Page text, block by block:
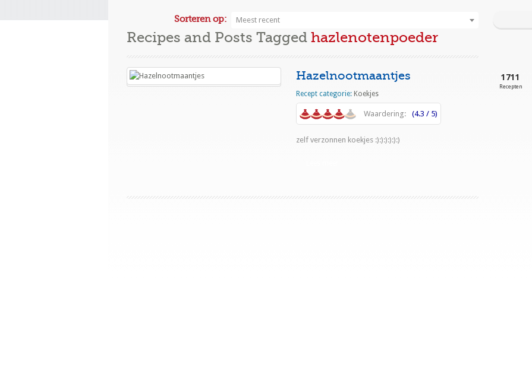
Sorteren op: Meest recent
Recipes and Posts Tagged hazlenotenpoeder
Hazelnootmaantjes
Recept categorie: Koekjes
Waardering: (4.3 / 5)
zelf verzonnen koekjes :):):):):):)
1711
Recepten